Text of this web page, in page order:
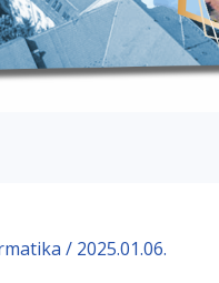
/ 2025.01.06.